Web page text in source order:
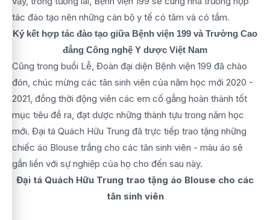
tác đào tạo nên những cán bộ y tế có tâm và có tầm.
Ký kết hợp tác đào tạo giữa Bệnh viện 199 và Trường Cao
đẳng Công nghệ Y dược Việt Nam
Cũng trong buổi Lễ, Đoàn đại diện Bệnh viện 199 đã chào
đón, chúc mừng các tân sinh viên của năm học mới 2020 -
2021, đồng thời động viên các em cố gắng hoàn thành tốt
mục tiêu đề ra, đạt dược những thành tựu trong năm học
mới. Đại tá Quách Hữu Trung đã trực tiếp trao tặng những
chiếc áo Blouse trắng cho các tân sinh viên - màu áo sẽ
gắn liền với sự nghiệp của họ cho đến sau này.
Đại tá Quách Hữu Trung trao tặng áo Blouse cho các
tân sinh viên